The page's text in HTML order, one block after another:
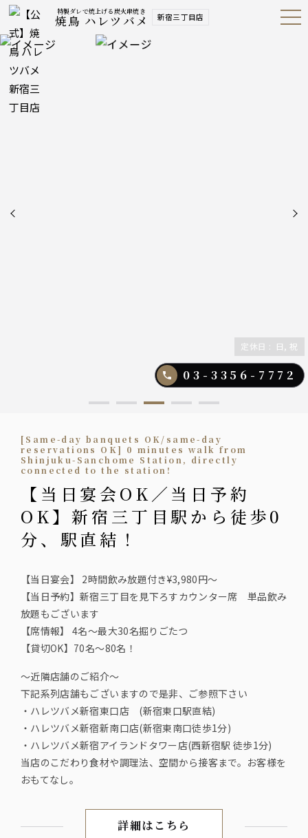
特製ダレで焼上げる炭火串焼き
焼鳥 ハレツバメ 新宿三丁目店 Open
Navig
03-3356-7772
定休日 : 日, 祝
[Same-day banquets OK/same-day
reservations OK] 0 minutes walk from
Shinjuku-Sanchome Station, directly
connected to the station!
【当日宴会OK／当日予約
OK】新宿三丁目駅から徒歩0
分、駅直結！
【当日宴会】 2時間飲み放題付き¥3,980円〜
【当日予約】新宿三丁目を見下ろすカウンター席 単品飲み
放題もございます
【席情報】 4名〜最大30名掘りごたつ
【貸切OK】70名〜80名！
～近隣店舗のご紹介～
下記系列店舗もございますので是非、ご参照下さい
・ハレツバメ新宿東口店 (新宿東口駅直結)
・ハレツバメ新宿新南口店(新宿東南口徒歩1分)
・ハレツバメ新宿アイランドタワー店(西新宿駅 徒歩1分)
当店のこだわり食材や調理法、空間から接客まで。お客様を
おもてなし。
【当日宴会OK／当日予約OK
詳細はこちら